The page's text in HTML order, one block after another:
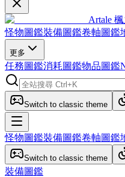
Artale
怪物圖鑑裝備圖鑑卷軸圖鑑
更多
任務圖鑑消耗圖鑑物品圖鑑
Switch to classic theme
怪物圖鑑裝備圖鑑卷軸圖鑑
Switch to classic theme
裝備圖鑑